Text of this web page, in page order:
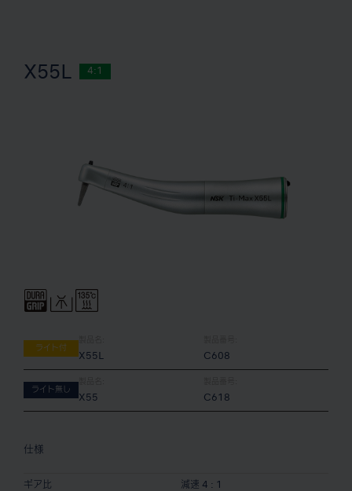
X55L 4:1
ライト付
X55L C608
ライト無し
X55 C618
仕様
ギア比 減速 4 : 1